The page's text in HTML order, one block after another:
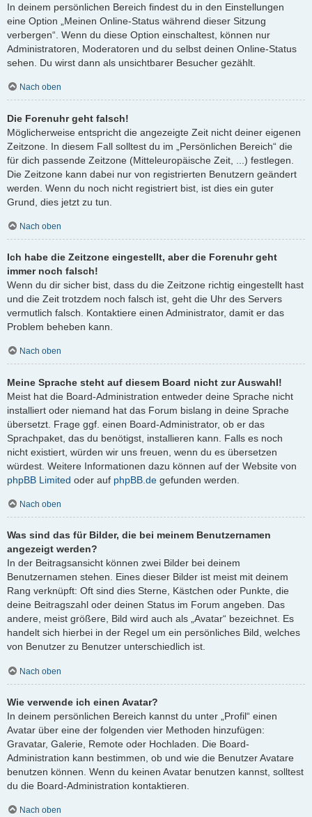
In deinem persönlichen Bereich findest du in den Einstellungen
eine Option „Meinen Online-Status während dieser Sitzung
verbergen“. Wenn du diese Option einschaltest, können nur
Administratoren, Moderatoren und du selbst deinen Online-Status
sehen. Du wirst dann als unsichtbarer Besucher gezählt.
Nach oben
Die Forenuhr geht falsch!
Möglicherweise entspricht die angezeigte Zeit nicht deiner eigenen
Zeitzone. In diesem Fall solltest du im „Persönlichen Bereich“ die
für dich passende Zeitzone (Mitteleuropäische Zeit, ...) festlegen.
Die Zeitzone kann dabei nur von registrierten Benutzern geändert
werden. Wenn du noch nicht registriert bist, ist dies ein guter
Grund, dies jetzt zu tun.
Nach oben
Ich habe die Zeitzone eingestellt, aber die Forenuhr geht
immer noch falsch!
Wenn du dir sicher bist, dass du die Zeitzone richtig eingestellt hast
und die Zeit trotzdem noch falsch ist, geht die Uhr des Servers
vermutlich falsch. Kontaktiere einen Administrator, damit er das
Problem beheben kann.
Nach oben
Meine Sprache steht auf diesem Board nicht zur Auswahl!
Meist hat die Board-Administration entweder deine Sprache nicht
installiert oder niemand hat das Forum bislang in deine Sprache
übersetzt. Frage ggf. einen Board-Administrator, ob er das
Sprachpaket, das du benötigst, installieren kann. Falls es noch
nicht existiert, würden wir uns freuen, wenn du es übersetzen
würdest. Weitere Informationen dazu können auf der Website von
phpBB Limited oder auf phpBB.de gefunden werden.
Nach oben
Was sind das für Bilder, die bei meinem Benutzernamen
angezeigt werden?
In der Beitragsansicht können zwei Bilder bei deinem
Benutzernamen stehen. Eines dieser Bilder ist meist mit deinem
Rang verknüpft: Oft sind dies Sterne, Kästchen oder Punkte, die
deine Beitragszahl oder deinen Status im Forum angeben. Das
andere, meist größere, Bild wird auch als „Avatar“ bezeichnet. Es
handelt sich hierbei in der Regel um ein persönliches Bild, welches
von Benutzer zu Benutzer unterschiedlich ist.
Nach oben
Wie verwende ich einen Avatar?
In deinem persönlichen Bereich kannst du unter „Profil“ einen
Avatar über eine der folgenden vier Methoden hinzufügen:
Gravatar, Galerie, Remote oder Hochladen. Die Board-
Administration kann bestimmen, ob und wie die Benutzer Avatare
benutzen können. Wenn du keinen Avatar benutzen kannst, solltest
du die Board-Administration kontaktieren.
Nach oben